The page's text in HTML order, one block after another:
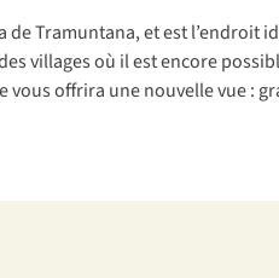
Tramuntana, et est
villages où il est encore
offrira une nouvelle vue :